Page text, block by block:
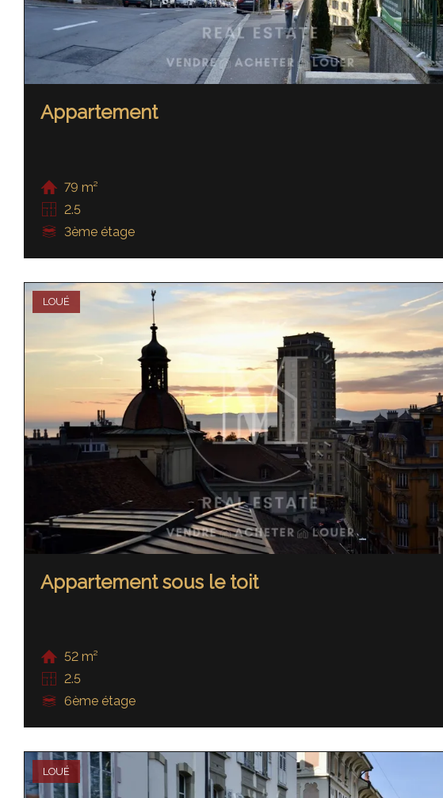
Appartement
79 m²
2.5
3ème étage
LOUÉ
Appartement sous le toit
52 m²
2.5
6ème étage
LOUÉ